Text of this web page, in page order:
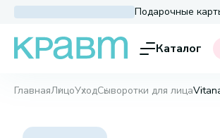
Подарочные
Каталог
ГлавнаяЛицоУходСыворотки для лица